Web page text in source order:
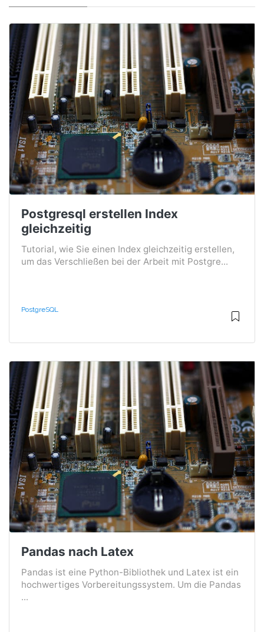
Postgresql erstellen Index
gleichzeitig
Tutorial, wie Sie einen Index gleichzeitig erstellen,
um das Verschließen bei der Arbeit mit Postgre...
PostgreSQL
Pandas nach Latex
Pandas ist eine Python-Bibliothek und Latex ist ein
hochwertiges Vorbereitungssystem. Um die Pandas
...